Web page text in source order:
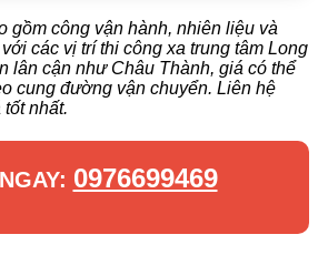
gồm công vận hành, nhiên liệu và
các vị trí thi công xa trung tâm Long
lân cận như Châu Thành, giá có thể
cung đường vận chuyển. Liên hệ
nhất.
0976699469